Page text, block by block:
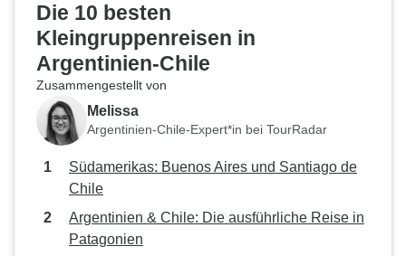
Die 10 besten
Kleingruppenreisen in
Argentinien-Chile
Zusammengestellt von
Melissa
Argentinien-Chile-Expert*in bei TourRadar
Südamerikas: Buenos Aires und Santiago de
Chile
Argentinien & Chile: Die ausführliche Reise in
Patagonien